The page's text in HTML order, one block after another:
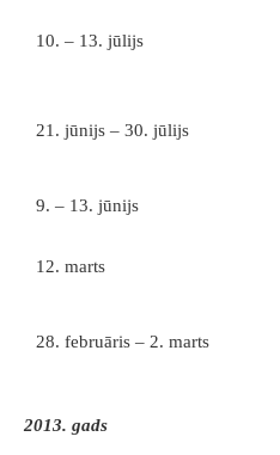
10. – 13. jūlijs
21. jūnijs – 30. jūlijs
9. – 13. jūnijs
12. marts
28. februāris – 2. marts
2013. gads